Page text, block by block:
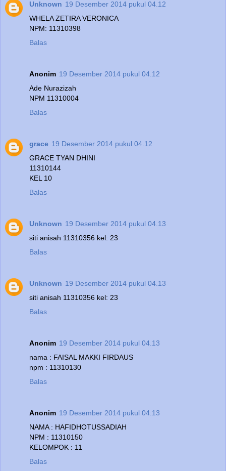
Unknown 19 Desember 2014 pukul 04.12
WHELA ZETIRA VERONICA
NPM: 11310398
Balas
Anonim 19 Desember 2014 pukul 04.12
Ade Nurazizah
NPM 11310004
Balas
grace 19 Desember 2014 pukul 04.12
GRACE TYAN DHINI
11310144
KEL 10
Balas
Unknown 19 Desember 2014 pukul 04.13
siti anisah 11310356 kel: 23
Balas
Unknown 19 Desember 2014 pukul 04.13
siti anisah 11310356 kel: 23
Balas
Anonim 19 Desember 2014 pukul 04.13
nama : FAISAL MAKKI FIRDAUS
npm : 11310130
Balas
Anonim 19 Desember 2014 pukul 04.13
NAMA : HAFIDHOTUSSADIAH
NPM : 11310150
KELOMPOK : 11
Balas